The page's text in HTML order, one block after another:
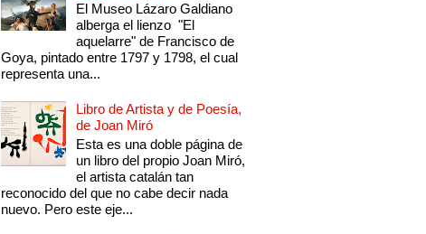
El Museo Lázaro Galdiano
alberga el lienzo "El
aquelarre" de Francisco de
Goya, pintado entre 1797 y 1798, el cual
representa una...
Libro de Artista y de Poesía,
de Joan Miró
Esta es una doble página de
un libro del propio Joan Miró,
el artista catalán tan
reconocido del que no cabe decir nada
nuevo. Pero este eje...